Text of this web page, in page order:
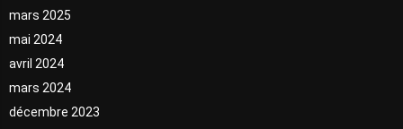
mars 2025
mai 2024
avril 2024
mars 2024
décembre 2023